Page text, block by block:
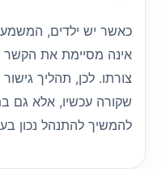
כאשר יש ילדים,
אינה מסיימת את
צורתו. לכן, תהליך
שקורה עכשיו, אלא גם
להמשיך להתנהל נכון